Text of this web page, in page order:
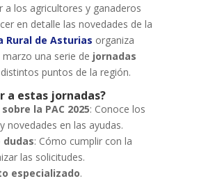
a los agricultores y ganaderos
en detalle las novedades de la
Rural de Asturias organiza
una serie de jornadas
puntos de la región.
a estas jornadas?
la PAC 2025: Conoce los
novedades en las ayudas.
dudas: Cómo cumplir con la
las solicitudes.
especializado.